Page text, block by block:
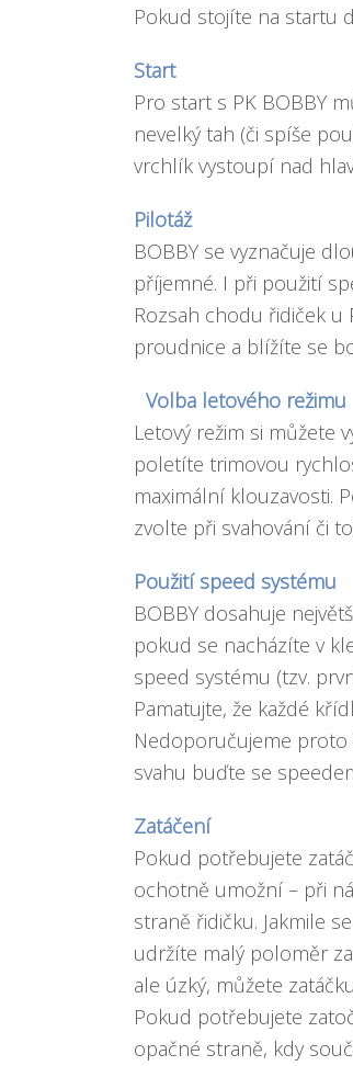
Pokud stojíte na startu
Start
Pro start s PK BOBBY
nevelký tah (či spíše
vrchlík vystoupí nad
Pilotáž
BOBBY se vyznačuje
příjemné. I při použití
Rozsah chodu řidiček u
proudnice a blížíte se
Volba letového režimu
Letový režim si můžete
poletíte trimovou
maximální klouzavosti.
zvolte při svahování či
Použití speed systému
BOBBY dosahuje
pokud se nacházíte v
speed systému (tzv.
Pamatujte, že každé
Nedoporučujeme proto
svahu buďte se
Zatáčení
Pokud potřebujete
ochotně umožní – při
straně řidičku. Jakmile
udržíte malý poloměr
ale úzký, můžete
Pokud potřebujete
opačné straně, kdy